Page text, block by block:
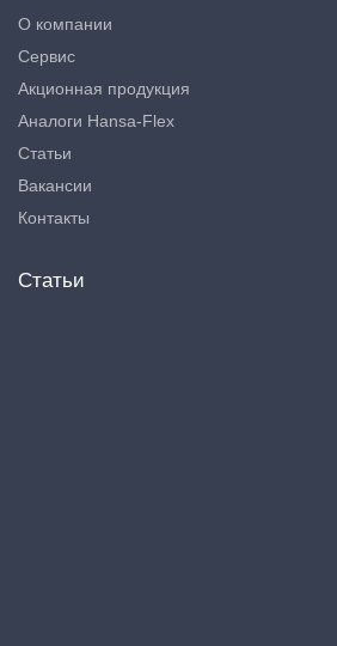
О компании
Сервис
Акционная продукция
Аналоги Hansa-Flex
Статьи
Вакансии
Контакты
Статьи